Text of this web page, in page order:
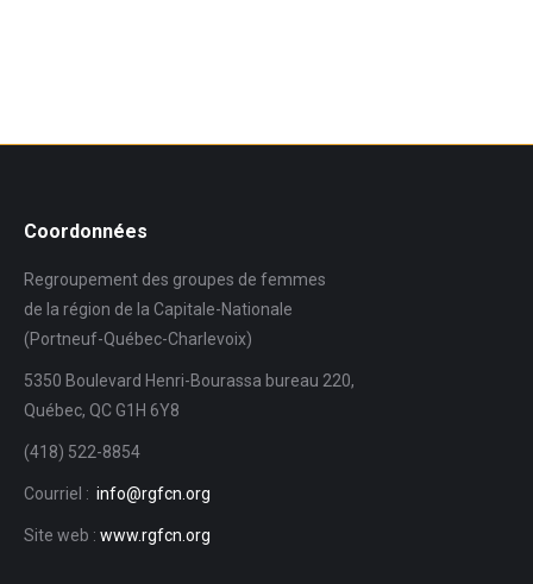
Coordonnées
Regroupement des groupes de femmes
de la région de la Capitale-Nationale
(Portneuf-Québec-Charlevoix)
5350 Boulevard Henri-Bourassa bureau 220,
Québec, QC G1H 6Y8
(418) 522-8854
Courriel : info@rgfcn.org
Site web : www.rgfcn.org